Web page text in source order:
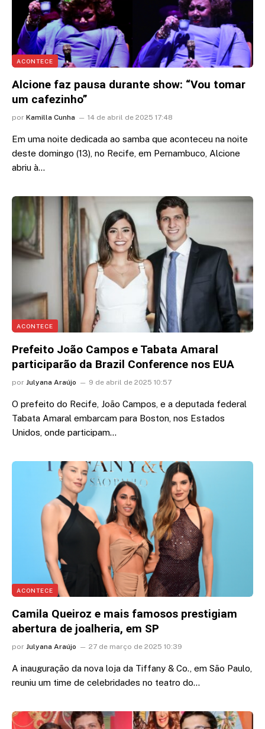
ACONTECE
Alcione faz pausa durante show: “Vou tomar
um cafezinho”
por Kamilla Cunha 14 de abril de 2025 17:48
Em uma noite dedicada ao samba que aconteceu na noite
deste domingo (13), no Recife, em Pernambuco, Alcione
abriu à…
ACONTECE
Prefeito João Campos e Tabata Amaral
participarão da Brazil Conference nos EUA
por Julyana Araújo 9 de abril de 2025 10:57
O prefeito do Recife, João Campos, e a deputada federal
Tabata Amaral embarcam para Boston, nos Estados
Unidos, onde participam…
ACONTECE
Camila Queiroz e mais famosos prestigiam
abertura de joalheria, em SP
por Julyana Araújo 27 de março de 2025 10:39
A inauguração da nova loja da Tiffany & Co., em São Paulo,
reuniu um time de celebridades no teatro do…